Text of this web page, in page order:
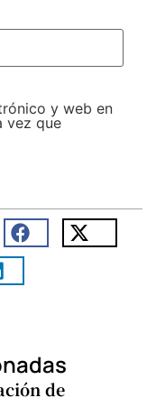
y web en
vez que
de